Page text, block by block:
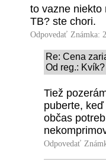
to vazne niekto
TB? ste chori.
Odpovedať Známka:
Re: Cena
Od reg.:
Tiež
puberte,
občas
Odpovedať